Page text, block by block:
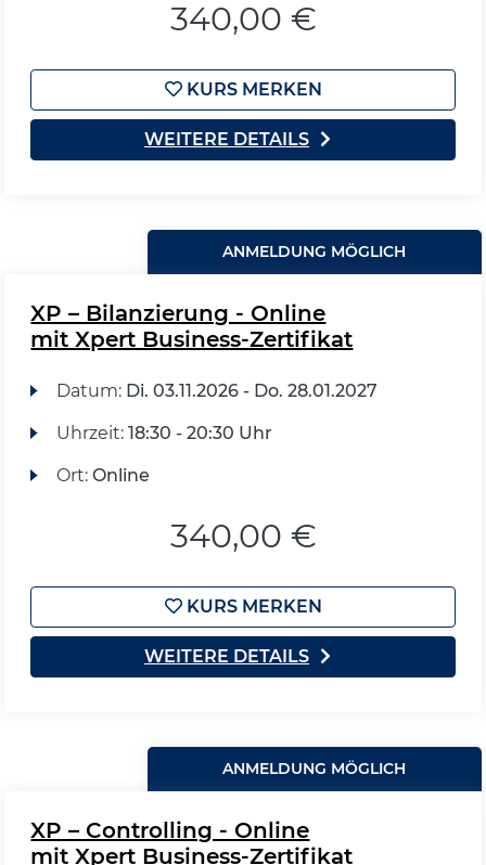
340,00 €
KURS MERKEN
WEITERE DETAILS
ANMELDUNG MÖGLICH
XP – Bilanzierung - Online
mit Xpert Business-Zertifikat
Datum: Di. 03.11.2026 - Do. 28.01.2027
Uhrzeit: 18:30 - 20:30 Uhr
Ort: Online
340,00 €
KURS MERKEN
WEITERE DETAILS
ANMELDUNG MÖGLICH
XP – Controlling - Online
mit Xpert Business-Zertifikat